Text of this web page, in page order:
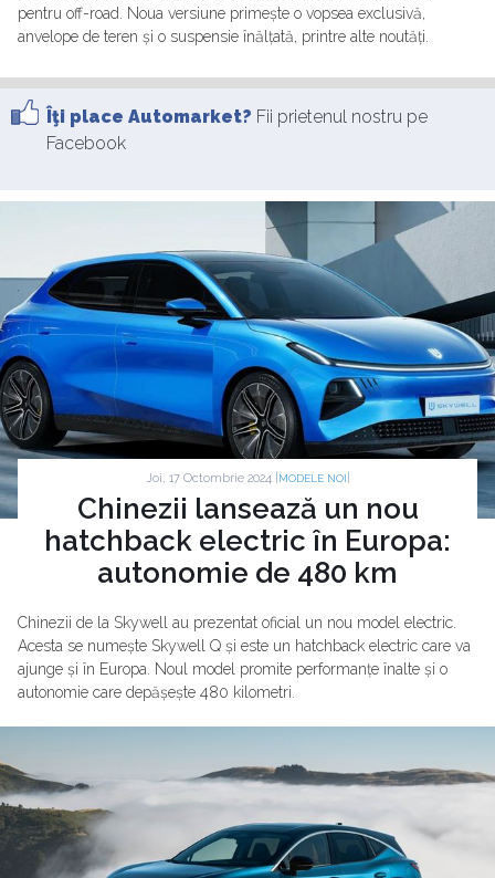
pentru off-road. Noua versiune primește o vopsea exclusivă,
anvelope de teren și o suspensie înălțată, printre alte noutăți.
Îţi place Automarket? Fii prietenul nostru pe
Facebook
Joi, 17 Octombrie 2024 | MODELE NOI
Chinezii lansează un nou
hatchback electric în Europa:
autonomie de 480 km
Chinezii de la Skywell au prezentat oficial un nou model electric.
Acesta se numește Skywell Q și este un hatchback electric care va
ajunge și în Europa. Noul model promite performanțe înalte și o
autonomie care depășește 480 kilometri.